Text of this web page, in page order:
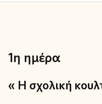
1η ημέρα
« Η σχολική